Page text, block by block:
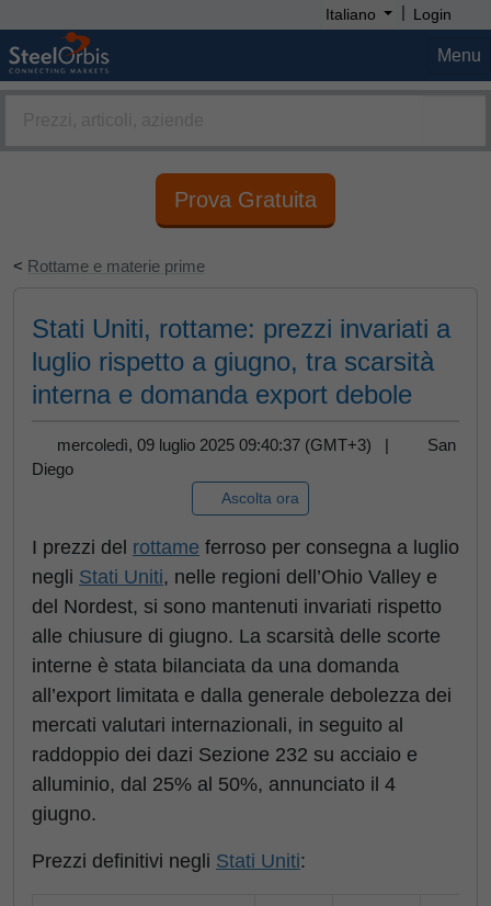
Italiano | Login
Menu
Prova Gratuita
< Rottame e materie prime
Stati Uniti, rottame: prezzi invariati a
luglio rispetto a giugno, tra scarsità
interna e domanda export debole
mercoledì, 09 luglio 2025 09:40:37 (GMT+3) |
San
Diego
Ascolta ora
I prezzi del rottame ferroso per consegna a luglio
negli Stati Uniti, nelle regioni dell’Ohio Valley e
del Nordest, si sono mantenuti invariati rispetto
alle chiusure di giugno. La scarsità delle scorte
interne è stata bilanciata da una domanda
all’export limitata e dalla generale debolezza dei
mercati valutari internazionali, in seguito al
raddoppio dei dazi Sezione 232 su acciaio e
alluminio, dal 25% al 50%, annunciato il 4
giugno.
Prezzi definitivi negli Stati Uniti: